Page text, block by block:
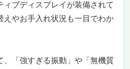
ィブディスプレイが装備されて
えやお手入れ状況も一目でわか
、「強すぎる振動」や「無機質